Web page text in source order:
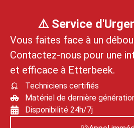
⚠️ Service
Vous faites face à un
Contactez‑nous pour une
et efficace à Etterbeek.
Techniciens certifiés
Matériel de dernière
Disponibilité 24h/7j